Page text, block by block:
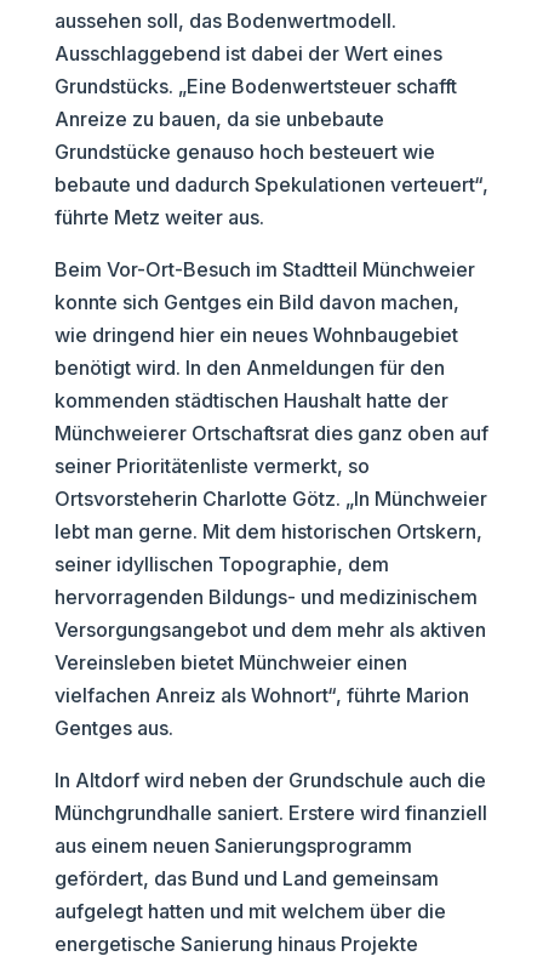
aussehen soll, das Bodenwertmodell.
Ausschlaggebend ist dabei der Wert eines
Grundstücks. „Eine Bodenwertsteuer schafft
Anreize zu bauen, da sie unbebaute
Grundstücke genauso hoch besteuert wie
bebaute und dadurch Spekulationen verteuert“,
führte Metz weiter aus.
Beim Vor-Ort-Besuch im Stadtteil Münchweier
konnte sich Gentges ein Bild davon machen,
wie dringend hier ein neues Wohnbaugebiet
benötigt wird. In den Anmeldungen für den
kommenden städtischen Haushalt hatte der
Münchweierer Ortschaftsrat dies ganz oben auf
seiner Prioritätenliste vermerkt, so
Ortsvorsteherin Charlotte Götz. „In Münchweier
lebt man gerne. Mit dem historischen Ortskern,
seiner idyllischen Topographie, dem
hervorragenden Bildungs- und medizinischem
Versorgungsangebot und dem mehr als aktiven
Vereinsleben bietet Münchweier einen
vielfachen Anreiz als Wohnort“, führte Marion
Gentges aus.
In Altdorf wird neben der Grundschule auch die
Münchgrundhalle saniert. Erstere wird finanziell
aus einem neuen Sanierungsprogramm
gefördert, das Bund und Land gemeinsam
aufgelegt hatten und mit welchem über die
energetische Sanierung hinaus Projekte